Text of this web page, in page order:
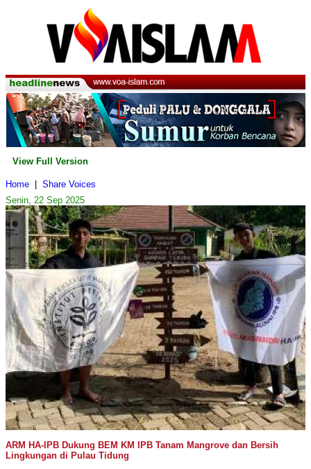
View Full Version
Home
Share Voices
Senin, 22 Sep 2025
ARM HA-IPB Dukung BEM KM IPB Tanam Mangrove dan Bersih
Lingkungan di Pulau Tidung